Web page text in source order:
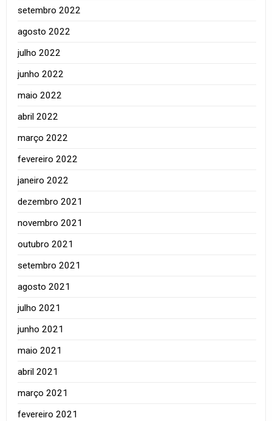
setembro 2022
agosto 2022
julho 2022
junho 2022
maio 2022
abril 2022
março 2022
fevereiro 2022
janeiro 2022
dezembro 2021
novembro 2021
outubro 2021
setembro 2021
agosto 2021
julho 2021
junho 2021
maio 2021
abril 2021
março 2021
fevereiro 2021